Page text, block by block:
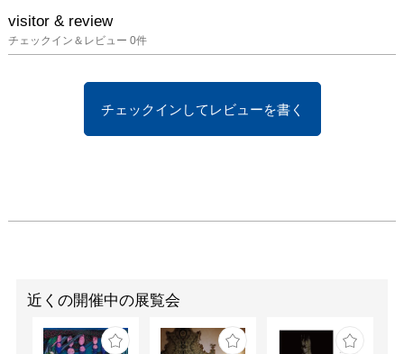
visitor & review
チェックイン＆レビュー 0件
チェックインしてレビューを書く
近くの開催中の展覧会